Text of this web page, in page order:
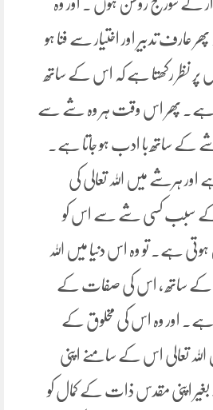
کے سورج روشن ہوں ۔ اور وہ
تدبیر اور اختیار سے فنا ہو
پر نظر رکھتا ہے کہ اس کے ساتھ
کرتا ہے۔ پھر اس وقت ہر وہ شے سے
کے ساتھ با ادب ہو جاتا ہے۔
اور ہرشے میں اللہ تعالی کی
سبب کسی شے سے اس کو
ہے۔ تو وہ اس دنیا میں اللہ
کے ساتھ ، اس کی صفات کے
ہے۔ اور وہ اس کی مخلوق کے
تعالی اس کے سامنے اپنی
اپنی مقدس ذات کے کمال کو